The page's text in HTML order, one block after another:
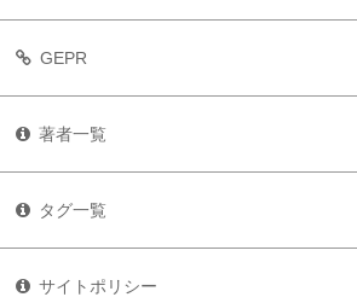
GEPR
著者一覧
タグ一覧
サイトポリシー